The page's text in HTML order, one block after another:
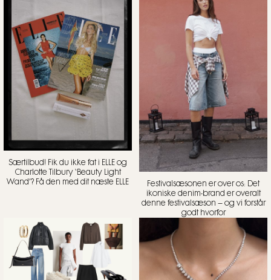
Særtilbud! Fik du ikke fat i ELLE og
Charlotte Tilbury ‘Beauty Light
Wand’? Få den med dit næste ELLE
Festivalsæsonen er over os: Det
ikoniske denim-brand er overalt
denne festivalsæson – og vi forstår
godt hvorfor